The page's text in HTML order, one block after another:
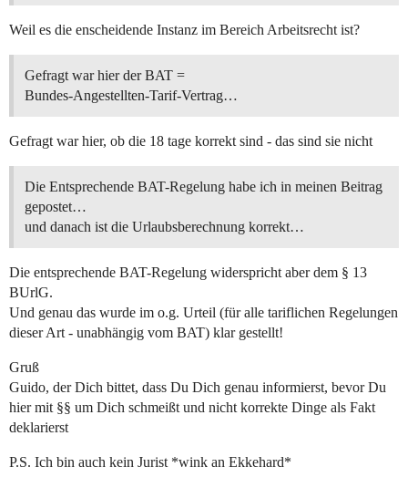
Weil es die enscheidende Instanz im Bereich Arbeitsrecht ist?
Gefragt war hier der BAT =
Bundes-Angestellten-Tarif-Vertrag…
Gefragt war hier, ob die 18 tage korrekt sind - das sind sie nicht
Die Entsprechende BAT-Regelung habe ich in meinen Beitrag
gepostet…
und danach ist die Urlaubsberechnung korrekt…
Die entsprechende BAT-Regelung widerspricht aber dem § 13
BUrlG.
Und genau das wurde im o.g. Urteil (für alle tariflichen Regelungen
dieser Art - unabhängig vom BAT) klar gestellt!
Gruß
Guido, der Dich bittet, dass Du Dich genau informierst, bevor Du
hier mit §§ um Dich schmeißt und nicht korrekte Dinge als Fakt
deklarierst
P.S. Ich bin auch kein Jurist *wink an Ekkehard*